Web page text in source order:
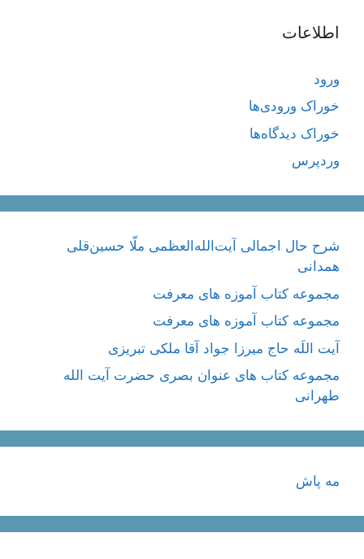
اطلاعات
ورود
خوراک ورودی‌ها
خوراک دیدگاه‌ها
وردپرس
شرح حال اجمالی آیت‌الله‌العظمی ملّا حسین‌قلی
همدانی
مجموعه کتاب آموزه های معرفت
مجموعه کتاب آموزه های معرفت
آیت اللَه حاج میرزا جواد آقا ملکی تبریزی
مجموعه کتاب های عنوان بصری حضرت آیت الله
طهرانی
مه پاش